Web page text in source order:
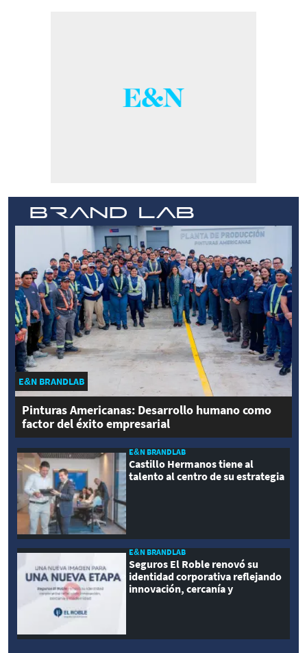
E&N BRANDLAB
Pinturas Americanas: Desarrollo humano como
factor del éxito empresarial
E&N BRANDLAB
Castillo Hermanos tiene al
talento al centro de su estrategia
E&N BRANDLAB
Seguros El Roble renovó su
identidad corporativa reflejando
innovación, cercanía y